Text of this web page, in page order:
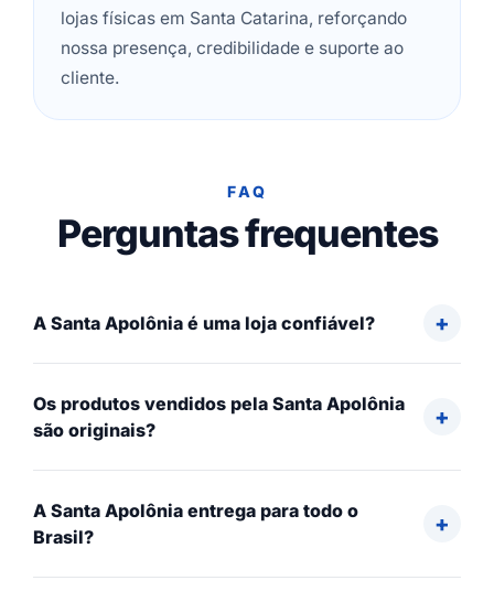
lojas físicas em Santa Catarina, reforçando
nossa presença, credibilidade e suporte ao
cliente.
FAQ
Perguntas frequentes
A Santa Apolônia é uma loja confiável?
Os produtos vendidos pela Santa Apolônia
são originais?
A Santa Apolônia entrega para todo o
Brasil?